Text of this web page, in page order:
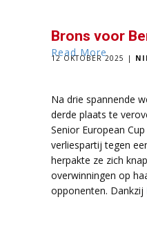
Read More
Brons voor
12 OKTOBER 2025
Na drie spannende
derde plaats te
Senior European
verliespartij tegen
herpakte ze zich
overwinningen op
opponenten. Dankzij